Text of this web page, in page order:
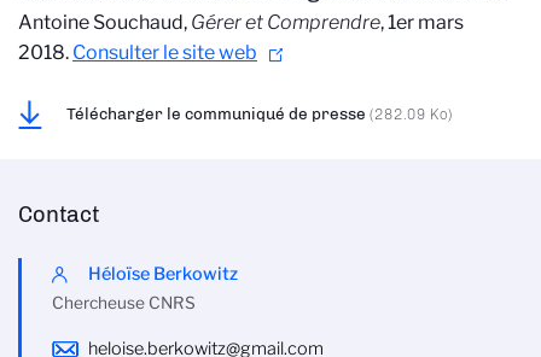
Antoine Souchaud, Gérer et Comprendre, 1er mars
2018. Consulter le site web
Télécharger le communiqué de presse (282.09 Ko)
Contact
Héloïse Berkowitz
Chercheuse CNRS
heloise.berkowitz@gmail.com